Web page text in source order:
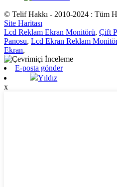
© Telif Hakkı - 2010-2024 : Tüm
Site Haritası
Lcd Reklam Ekran Monitörü, Çift
Panosu, Lcd Ekran Reklam
Ekran,
E-posta gönder
Yıldız
x